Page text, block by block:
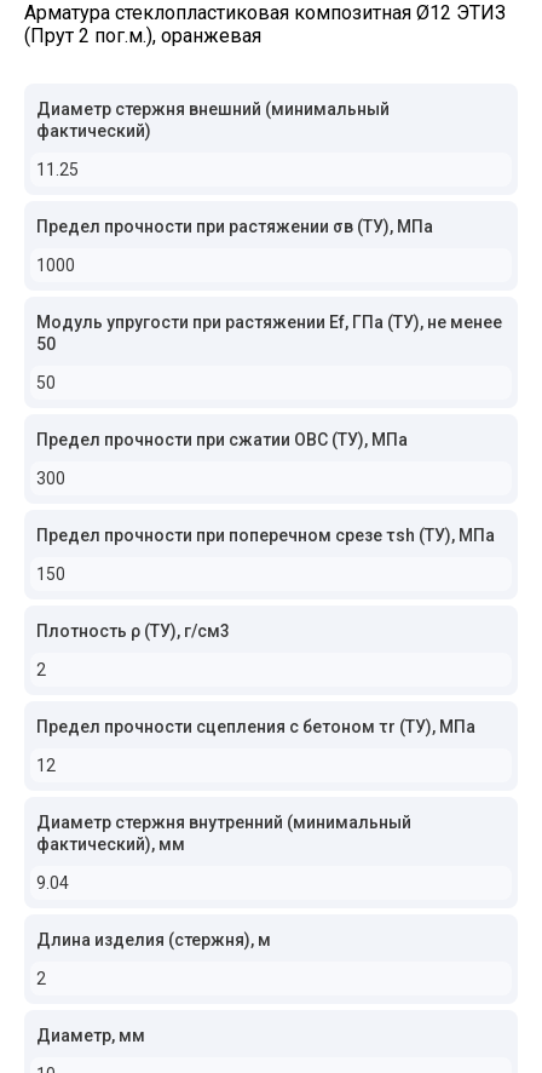
Арматура стеклопластиковая композитная Ø12 ЭТИЗ
(Прут 2 пог.м.), оранжевая
Диаметр стержня внешний (минимальный
фактический)
11.25
Предел прочности при растяжении σв (ТУ), МПа
1000
Модуль упругости при растяжении Ef, ГПа (ТУ), не менее
50
50
Предел прочности при сжатии ОВС (ТУ), МПа
300
Предел прочности при поперечном срезе τsh (ТУ), МПа
150
Плотность ρ (ТУ), г/см3
2
Предел прочности сцепления с бетоном τr (ТУ), МПа
12
Диаметр стержня внутренний (минимальный
фактический), мм
9.04
Длина изделия (стержня), м
2
Диаметр, мм